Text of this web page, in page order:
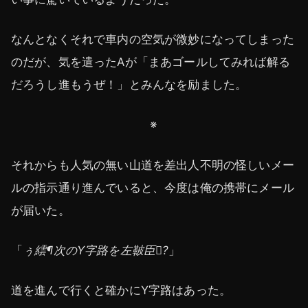
なんとなくそれで車内の空気が微妙になってしまった
のだが、気を遣ったAが「まあゴールしてみれば解る
だろうし進もうぜ！」とみんなを励ました。
※
それからも人気の無い山道を差出人不明の怪しいメー
ルの指示通り進んでいると、今度は俺の携帯にメール
が届いた。
「 ぅ繧¶次のY字路を左鞁臣? 」
道を進んで行くと確かにY字路はあった。